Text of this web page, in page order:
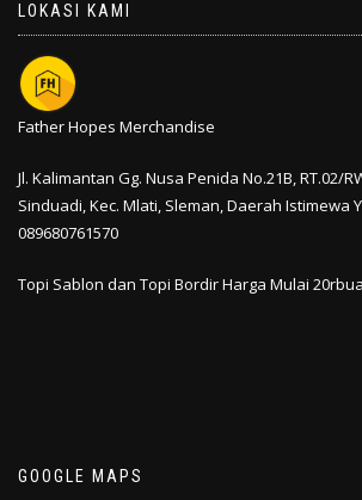
LOKASI KAMI
Father Hopes Merchandise
Jl. Kalimantan Gg. Nusa Penida No.21B, RT.02/
Sinduadi, Kec. Mlati, Sleman,Daerah Istimewa
089680761570
Topi Sablon dan Topi Bordir Harga Mulai
GOOGLE MAPS